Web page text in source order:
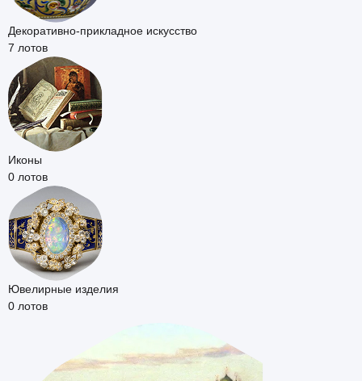
Декоративно-прикладное искусство
7 лотов
Иконы
0 лотов
Ювелирные изделия
0 лотов